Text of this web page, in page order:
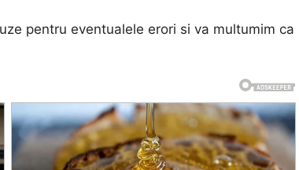
pentru eventualele erori si va multumim ca